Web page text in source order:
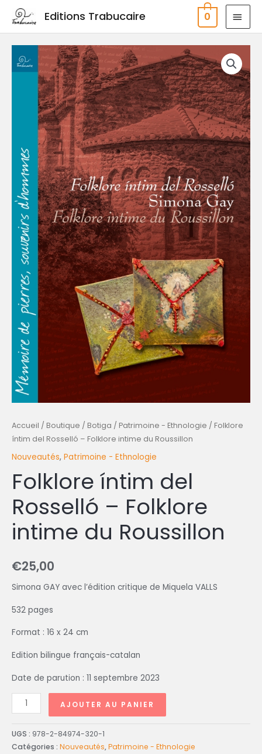
contenu
Editions Trabucaire 0
Accueil / Boutique / Botiga / Patrimoine - Ethnologie / Folklore
íntim del Rosselló – Folklore intime du Roussillon
Nouveautés, Patrimoine - Ethnologie
Folklore íntim del
Rosselló – Folklore
intime du Roussillon
€25,00
Simona GAY avec l’édition critique de Miquela VALLS
532 pages
Format : 16 x 24 cm
Edition bilingue français-catalan
Date de parution : 11 septembre 2023
quantité
de
Folklore
Rosselló
Folklore
intime
Roussillon
AJOUTER AU PANIER
UGS : 978-2-84974-320-1
Catégories : Nouveautés,Patrimoine - Ethnologie